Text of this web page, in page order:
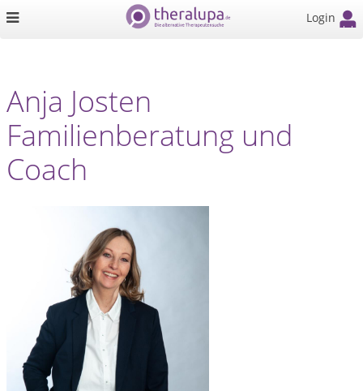
Login
Anja Josten
Familienberatung und
Coach